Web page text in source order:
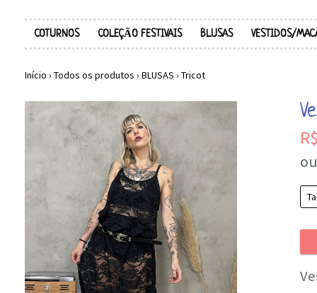
COTURNOS COLEÇÃO FESTIVAIS BLUSAS VESTIDOS/
Início › Todos os produtos › BLUSAS › Tricot